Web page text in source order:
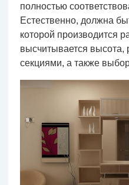
полностью
Естественно, должна
которой производится
высчитывается высота,
секциями, а также